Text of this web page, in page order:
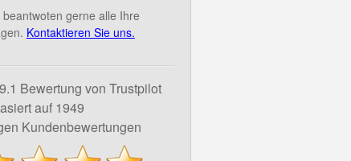
beantwoten gerne alle Ihre
Kontaktieren Sie uns.
Bewertung von Trustpilot
auf 1949
Kundenbewertungen